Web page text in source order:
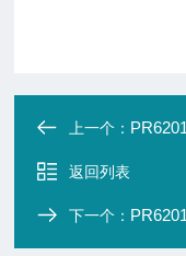
上一个：
返回列表
下一个：